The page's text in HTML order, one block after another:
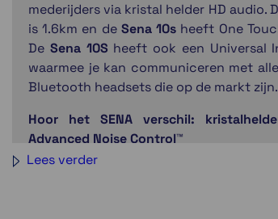
mederijders via kristal helder HD audio.
is 1.6km en de Sena 10s heeft One
De Sena 10S heeft ook een Universal
waarmee je kan communiceren met
Bluetooth headsets die op de markt zijn.
Hoor het SENA verschil:
Advanced Noise Control™
Lees verder